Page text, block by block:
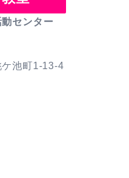
センター
池町1-13-4